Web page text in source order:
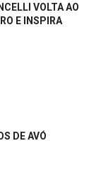
VOLTA AO
E INSPIRA
DE AVÓ